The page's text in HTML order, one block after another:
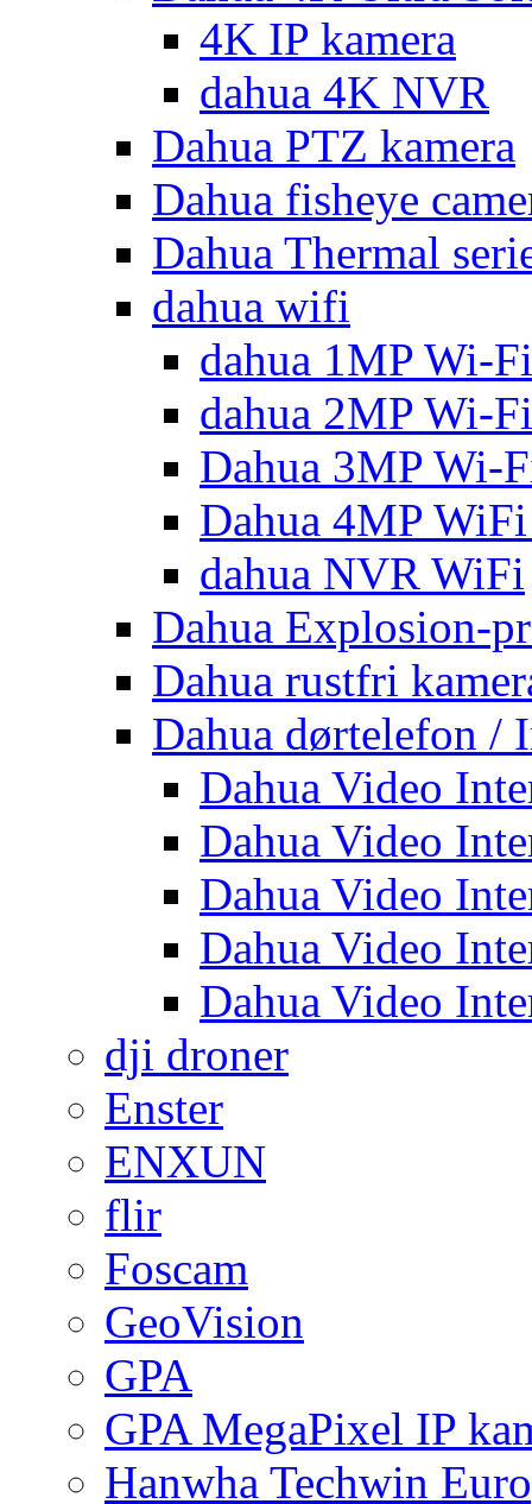
4K IP kamera
dahua 4K NVR
Dahua PTZ kamera
Dahua fisheye
Dahua Thermal
dahua wifi
dahua 1MP Wi-
dahua 2MP Wi-
Dahua 3MP Wi-
Dahua 4MP
dahua NVR WiFi
Dahua Explosion-
Dahua rustfri
Dahua dørtelefon /
Dahua Video
Dahua Video
Dahua Video
Dahua Video
Dahua Video
dji droner
Enster
ENXUN
flir
Foscam
GeoVision
GPA
GPA MegaPixel IP
Hanwha Techwin